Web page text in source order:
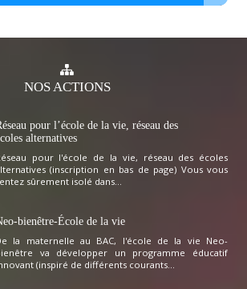
NOSACTIONS
pour l’école de la vie, réseau des
alternatives
pour l'école de la vie, réseau des écoles
(inscription en bas de page) Vous vous
sûrement isolé dans...
bienêtre-École de la vie
la maternelle au BAC, l'école de la vie Neo-
va développer un programme éducatif
(inspiré de différents courants...